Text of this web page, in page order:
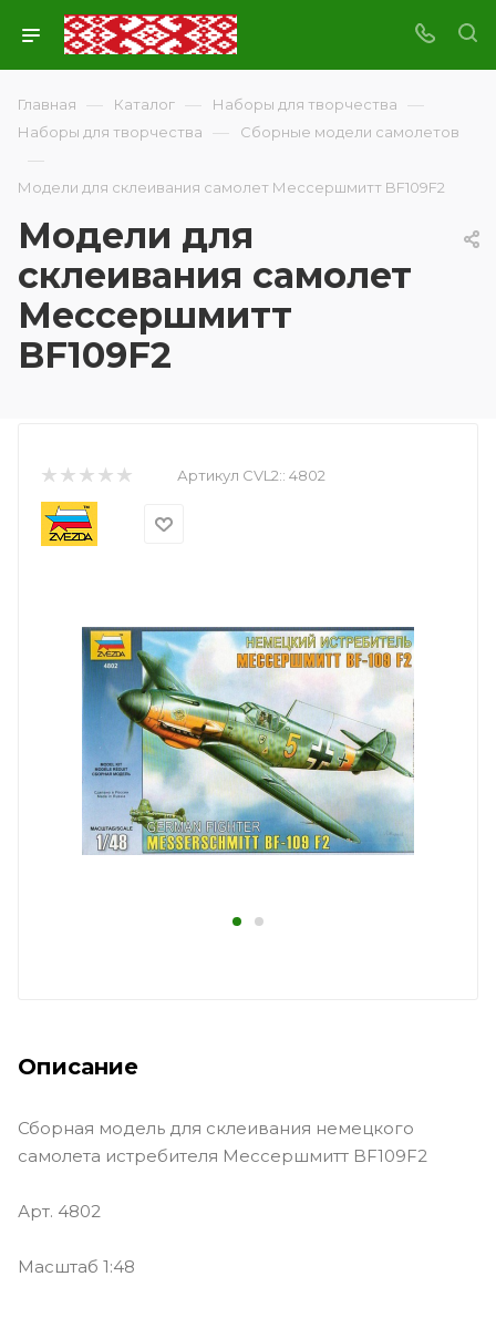
Главная — Каталог — Наборы для творчества —
Наборы для творчества — Сборные модели самолетов
—
Модели для склеивания самолет Мессершмитт BF109F2
Модели для
склеивания самолет
Мессершмитт
BF109F2
Артикул CVL2:: 4802
Описание
Сборная модель для склеивания немецкого
самолета истребителя Мессершмитт BF109F2
Арт. 4802
Масштаб 1:48